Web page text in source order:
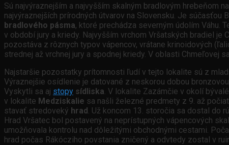
Sú najvýraznejším a najvyšším skalným bradlovým hrebeňom
najvýraznejších prírodných útvarov na Slovensku. Je
bradlového pásma, ktoré prechádza severným údolím Váhu.
v období jury a kriedy. Najvyšším vrchom Vršatských bradiel
pozostáva z rôznych typov vápencov, vrátane krinoidových
strednej až vrchnej jury a spodnej kriedy. V oblasti Chmeľovej
Najstaršie pozostatky prítomnosti ľudí v tejto lokalite sú z
Výraznejšie osídlenie je datované z neskorou dobou
Vyskytli sa aj stopy sídliska. V lokalite Zazámčie v okolí
v lokalite Medziskalie sa našli železné predmety z 9. až
stavať stredoveký hrad. Už koncom 13. storočia sa dostal do
Hrad Vršatec bol postavený na neprístupných vápencových
umožňovala kontrolu nad dôležitými obchodnými cestami.
hrad počas Rákócziho povstania zničený a odvtedy zostal v